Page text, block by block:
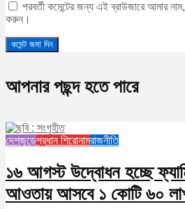
পরবর্তী কমেন্টের জন্য এই ব্রাউজারে আমার
করুন।
আপনার পছন্দ হতে পারে
দেশজুড়েপ্রধান শিরোনামরাজনীতি
১৬ আগস্ট উদ্বোধন হচ্ছে
আওতায় আসবে ১ কোটি ৬০ লাখ